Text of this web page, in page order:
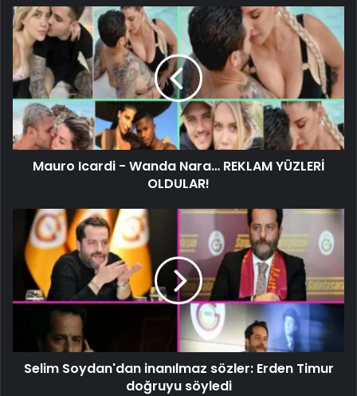
Mauro Icardi - Wanda Nara… REKLAM YÜZLERİ
OLDULAR!
Selim Soydan'dan inanılmaz sözler: Erden Timur
doğruyu söyledi